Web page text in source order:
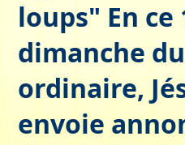
loups" En ce
dimanche
ordinaire,
envoie